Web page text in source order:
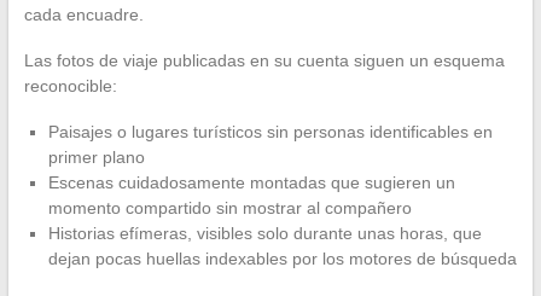
cada encuadre.
Las fotos de viaje publicadas en su cuenta siguen un esquema
reconocible:
Paisajes o lugares turísticos sin personas identificables en
primer plano
Escenas cuidadosamente montadas que sugieren un
momento compartido sin mostrar al compañero
Historias efímeras, visibles solo durante unas horas, que
dejan pocas huellas indexables por los motores de búsqueda